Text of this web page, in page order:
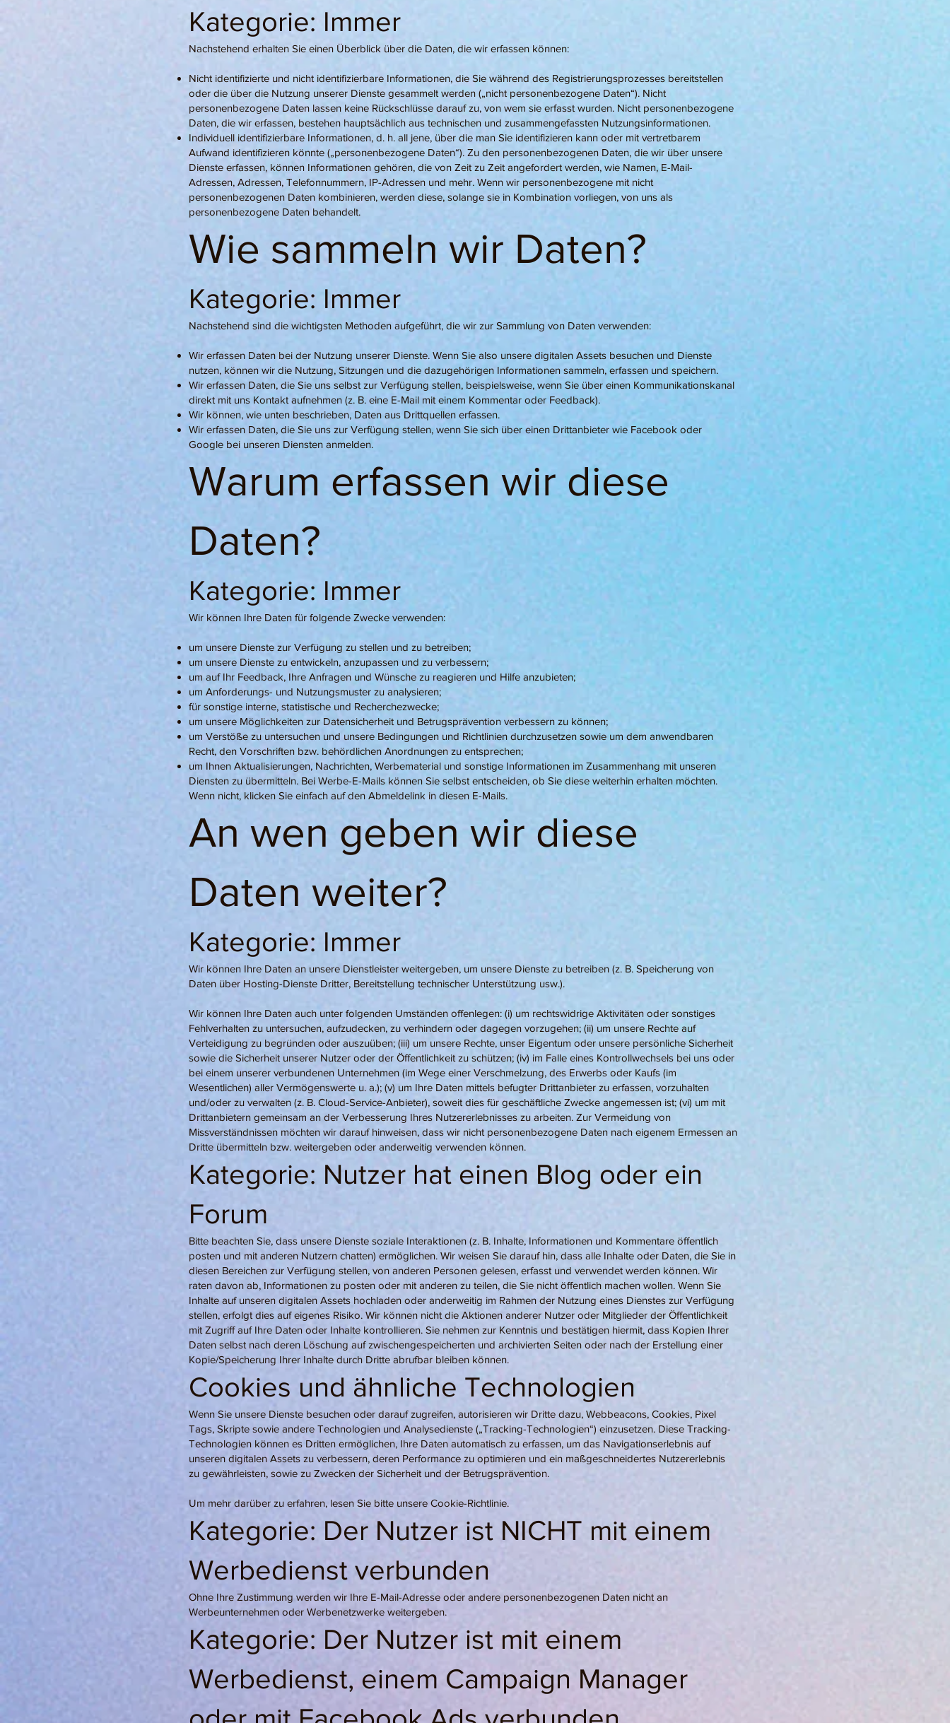
Kategorie: Immer
Nachstehend erhalten Sie einen Überblick über die Daten, die wir erfassen können:
Nicht identifizierte und nicht identifizierbare Informationen, die Sie während des Registrierungsprozesses bereitstellen
oder die über die Nutzung unserer Dienste gesammelt werden („nicht personenbezogene Daten“). Nicht
personenbezogene Daten lassen keine Rückschlüsse darauf zu, von wem sie erfasst wurden. Nicht personenbezogene
Daten, die wir erfassen, bestehen hauptsächlich aus technischen und zusammengefassten Nutzungsinformationen.
Individuell identifizierbare Informationen, d. h. all jene, über die man Sie identifizieren kann oder mit vertretbarem
Aufwand identifizieren könnte („personenbezogene Daten“). Zu den personenbezogenen Daten, die wir über unsere
Dienste erfassen, können Informationen gehören, die von Zeit zu Zeit angefordert werden, wie Namen, E-Mail-
Adressen, Adressen, Telefonnummern, IP-Adressen und mehr. Wenn wir personenbezogene mit nicht
personenbezogenen Daten kombinieren, werden diese, solange sie in Kombination vorliegen, von uns als
personenbezogene Daten behandelt.
Wie sammeln wir Daten?
Kategorie: Immer
Nachstehend sind die wichtigsten Methoden aufgeführt, die wir zur Sammlung von Daten verwenden:
Wir erfassen Daten bei der Nutzung unserer Dienste. Wenn Sie also unsere digitalen Assets besuchen und Dienste
nutzen, können wir die Nutzung, Sitzungen und die dazugehörigen Informationen sammeln, erfassen und speichern.
Wir erfassen Daten, die Sie uns selbst zur Verfügung stellen, beispielsweise, wenn Sie über einen Kommunikationskanal
direkt mit uns Kontakt aufnehmen (z. B. eine E-Mail mit einem Kommentar oder Feedback).
Wir können, wie unten beschrieben, Daten aus Drittquellen erfassen.
Wir erfassen Daten, die Sie uns zur Verfügung stellen, wenn Sie sich über einen Drittanbieter wie Facebook oder
Google bei unseren Diensten anmelden.
Warum erfassen wir diese
Daten?
Kategorie: Immer
Wir können Ihre Daten für folgende Zwecke verwenden:
um unsere Dienste zur Verfügung zu stellen und zu betreiben;
um unsere Dienste zu entwickeln, anzupassen und zu verbessern;
um auf Ihr Feedback, Ihre Anfragen und Wünsche zu reagieren und Hilfe anzubieten;
um Anforderungs- und Nutzungsmuster zu analysieren;
für sonstige interne, statistische und Recherchezwecke;
um unsere Möglichkeiten zur Datensicherheit und Betrugsprävention verbessern zu können;
um Verstöße zu untersuchen und unsere Bedingungen und Richtlinien durchzusetzen sowie um dem anwendbaren
Recht, den Vorschriften bzw. behördlichen Anordnungen zu entsprechen;
um Ihnen Aktualisierungen, Nachrichten, Werbematerial und sonstige Informationen im Zusammenhang mit unseren
Diensten zu übermitteln. Bei Werbe-E-Mails können Sie selbst entscheiden, ob Sie diese weiterhin erhalten möchten.
Wenn nicht, klicken Sie einfach auf den Abmeldelink in diesen E-Mails.
An wen geben wir diese
Daten weiter?
Kategorie: Immer
Wir können Ihre Daten an unsere Dienstleister weitergeben, um unsere Dienste zu betreiben (z. B. Speicherung von
Daten über Hosting-Dienste Dritter, Bereitstellung technischer Unterstützung usw.).
Wir können Ihre Daten auch unter folgenden Umständen offenlegen: (i) um rechtswidrige Aktivitäten oder sonstiges
Fehlverhalten zu untersuchen, aufzudecken, zu verhindern oder dagegen vorzugehen; (ii) um unsere Rechte auf
Verteidigung zu begründen oder auszuüben; (iii) um unsere Rechte, unser Eigentum oder unsere persönliche Sicherheit
sowie die Sicherheit unserer Nutzer oder der Öffentlichkeit zu schützen; (iv) im Falle eines Kontrollwechsels bei uns oder
bei einem unserer verbundenen Unternehmen (im Wege einer Verschmelzung, des Erwerbs oder Kaufs (im
Wesentlichen) aller Vermögenswerte u. a.); (v) um Ihre Daten mittels befugter Drittanbieter zu erfassen, vorzuhalten
und/oder zu verwalten (z. B. Cloud-Service-Anbieter), soweit dies für geschäftliche Zwecke angemessen ist; (vi) um mit
Drittanbietern gemeinsam an der Verbesserung Ihres Nutzererlebnisses zu arbeiten. Zur Vermeidung von
Missverständnissen möchten wir darauf hinweisen, dass wir nicht personenbezogene Daten nach eigenem Ermessen an
Dritte übermitteln bzw. weitergeben oder anderweitig verwenden können.
Kategorie: Nutzer hat einen Blog oder ein
Forum
Bitte beachten Sie, dass unsere Dienste soziale Interaktionen (z. B. Inhalte, Informationen und Kommentare öffentlich
posten und mit anderen Nutzern chatten) ermöglichen. Wir weisen Sie darauf hin, dass alle Inhalte oder Daten, die Sie in
diesen Bereichen zur Verfügung stellen, von anderen Personen gelesen, erfasst und verwendet werden können. Wir
raten davon ab, Informationen zu posten oder mit anderen zu teilen, die Sie nicht öffentlich machen wollen. Wenn Sie
Inhalte auf unseren digitalen Assets hochladen oder anderweitig im Rahmen der Nutzung eines Dienstes zur Verfügung
stellen, erfolgt dies auf eigenes Risiko. Wir können nicht die Aktionen anderer Nutzer oder Mitglieder der Öffentlichkeit
mit Zugriff auf Ihre Daten oder Inhalte kontrollieren. Sie nehmen zur Kenntnis und bestätigen hiermit, dass Kopien Ihrer
Daten selbst nach deren Löschung auf zwischengespeicherten und archivierten Seiten oder nach der Erstellung einer
Kopie/Speicherung Ihrer Inhalte durch Dritte abrufbar bleiben können.
Cookies und ähnliche Technologien
Wenn Sie unsere Dienste besuchen oder darauf zugreifen, autorisieren wir Dritte dazu, Webbeacons, Cookies, Pixel
Tags, Skripte sowie andere Technologien und Analysedienste („Tracking-Technologien“) einzusetzen. Diese Tracking-
Technologien können es Dritten ermöglichen, Ihre Daten automatisch zu erfassen, um das Navigationserlebnis auf
unseren digitalen Assets zu verbessern, deren Performance zu optimieren und ein maßgeschneidertes Nutzererlebnis
zu gewährleisten, sowie zu Zwecken der Sicherheit und der Betrugsprävention.
Um mehr darüber zu erfahren, lesen Sie bitte unsere Cookie-Richtlinie.
Kategorie: Der Nutzer ist NICHT mit einem
Werbedienst verbunden
Ohne Ihre Zustimmung werden wir Ihre E-Mail-Adresse oder andere personenbezogenen Daten nicht an
Werbeunternehmen oder Werbenetzwerke weitergeben.
Kategorie: Der Nutzer ist mit einem
Werbedienst, einem Campaign Manager